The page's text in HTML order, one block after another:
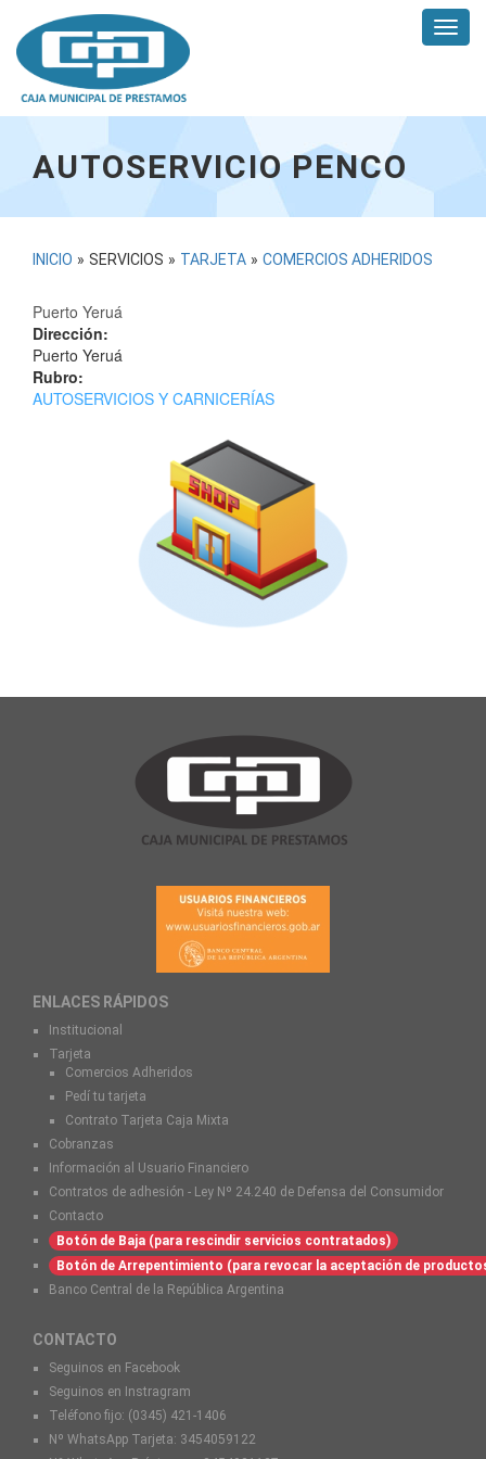
contenido
principal
AUTOSERVICIO PENCO
USTED
AQUÍ
INICIO » SERVICIOS » TARJETA » COMERCIOS ADHERIDOS
Puerto Yeruá
Dirección:
Puerto Yeruá
Rubro:
AUTOSERVICIOS Y CARNICERÍAS
ENLACES RÁPIDOS
Institucional
Tarjeta
Comercios Adheridos
Pedí tu tarjeta
Contrato Tarjeta Caja Mixta
Cobranzas
Información al Usuario Financiero
Contratos de adhesión - Ley Nº 24.240 de Defensa del Consumidor
Contacto
Botón de Baja (para rescindir servicios contratados)
Botón de Arrepentimiento (para revocar la aceptación de
Banco Central de la República Argentina
CONTACTO
Seguinos en Facebook
Seguinos en Instragram
Teléfono fijo: (0345) 421-1406
Nº WhatsApp Tarjeta: 3454059122